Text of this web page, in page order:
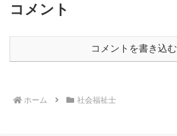
コメント
コメントを書き込む
ホーム 社会福祉士